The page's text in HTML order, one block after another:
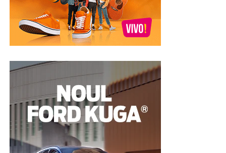
În astfel de împrejurări, unele persoane aleg în mod
voluntar să efectueze un test poligraf pentru a susține
veridicitatea declarațiilor lor. Examinarea nu stabilește
însă poate constitui un element suplimentar de
evaluare și poate contribui la clarificarea
circumstanțelor în care au apărut suspiciunile.
Pentru multe persoane, această abordare reprezintă o
modalitate de a demonstra disponibilitatea de a coopera
și de a răspunde transparent întrebărilor legate de
situația investigată.